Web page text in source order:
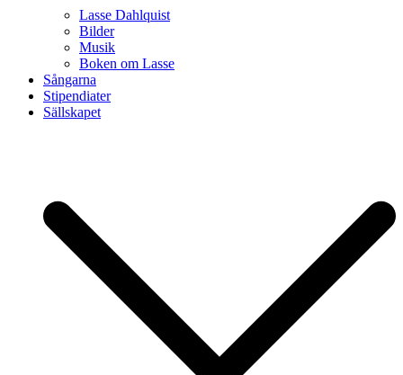
Lasse Dahlquist
Bilder
Musik
Boken om Lasse
Sångarna
Stipendiater
Sällskapet